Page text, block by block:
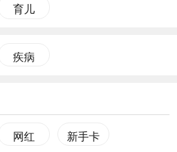
育儿
疾病
网红 新手卡